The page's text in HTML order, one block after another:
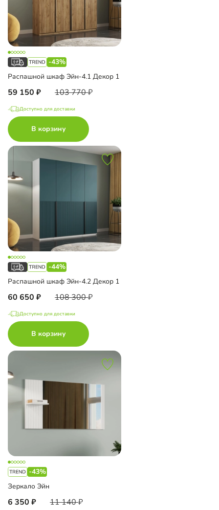
-43%
Распашной шкаф Эйн-4.1 Декор 1
59 150 103 770
Доступно для доставки
В корзину
-44%
Распашной шкаф Эйн-4.2 Декор 1
60 650 108 300
Доступно для доставки
В корзину
-43%
Зеркало Эйн
6 350 11 140